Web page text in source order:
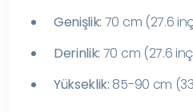
Genişlik: 70 cm (27.6
Derinlik: 70 cm (27.6
Yükseklik: 85-90 cm